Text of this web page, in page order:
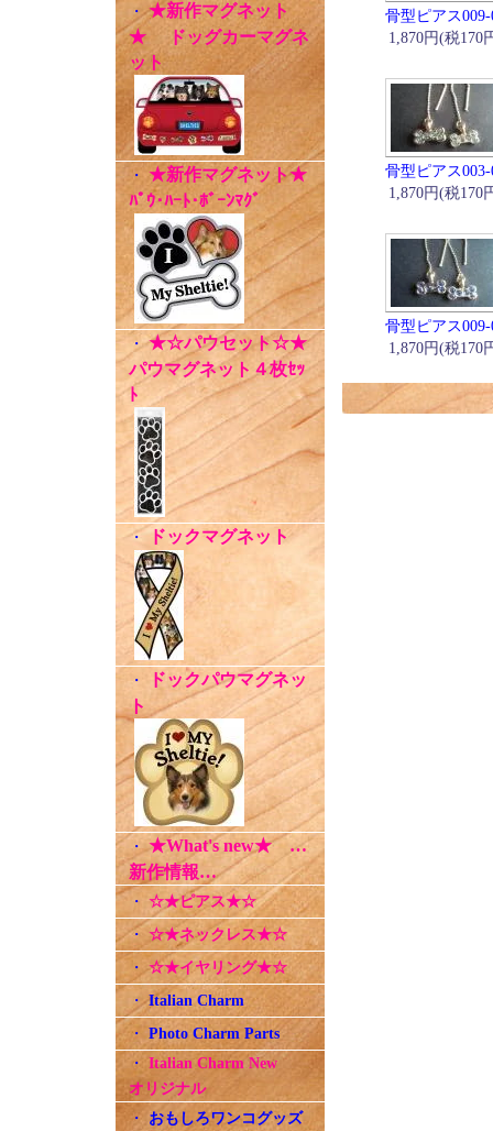
・★新作マグネット
★ ドッグカーマグネ
ット
・ ★新作マグネット★
ﾊﾟｳ･ﾊｰﾄ･ﾎﾞｰﾝﾏｸﾞ
・★☆パウセット☆★
パウマグネット４枚ｾｯ
ﾄ
・ドックマグネット
・
ドックパウマグネッ
ト
・★What's new★ …
新作情報…
・ ☆★ピアス★☆
・ ☆★ネックレス★☆
・☆★イヤリング★☆
・Italian Charm
・Photo Charm Parts
・ Italian Charm New
オリジナル
・ おもしろワンコグッズ
骨型ピアス009-
1,870円(税170
骨型ピアス003-
1,870円(税170
骨型ピアス009-
1,870円(税170